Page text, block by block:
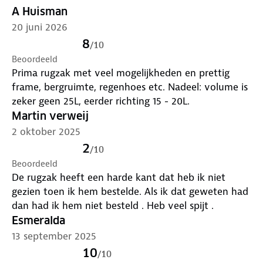
A Huisman
20 juni 2026
8/10
Beoordeeld
Prima rugzak met veel mogelijkheden en prettig
frame, bergruimte, regenhoes etc. Nadeel: volume is
zeker geen 25L, eerder richting 15 - 20L.
Martin verweij
2 oktober 2025
2/10
Beoordeeld
De rugzak heeft een harde kant dat heb ik niet
gezien toen ik hem bestelde. Als ik dat geweten had
dan had ik hem niet besteld . Heb veel spijt .
Esmeralda
13 september 2025
10/10